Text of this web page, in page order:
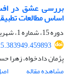
بررسی عشق در
اساس مطالعات
دوره 15، شماره 1، شهریور 1404، صفحه
پژمان دادخواه، زهرا
مشاهده مقاله